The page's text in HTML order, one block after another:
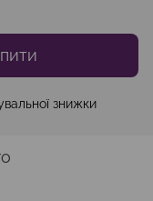
знижки